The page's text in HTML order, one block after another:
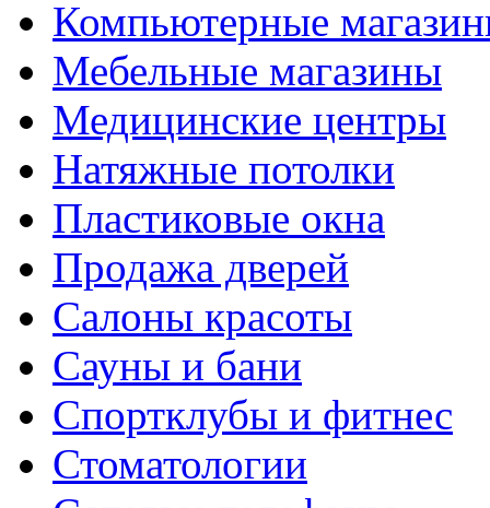
Компьютерные
Мебельные магазины
Медицинские центры
Натяжные потолки
Пластиковые окна
Продажа дверей
Салоны красоты
Сауны и бани
Спортклубы и фитнес
Стоматологии